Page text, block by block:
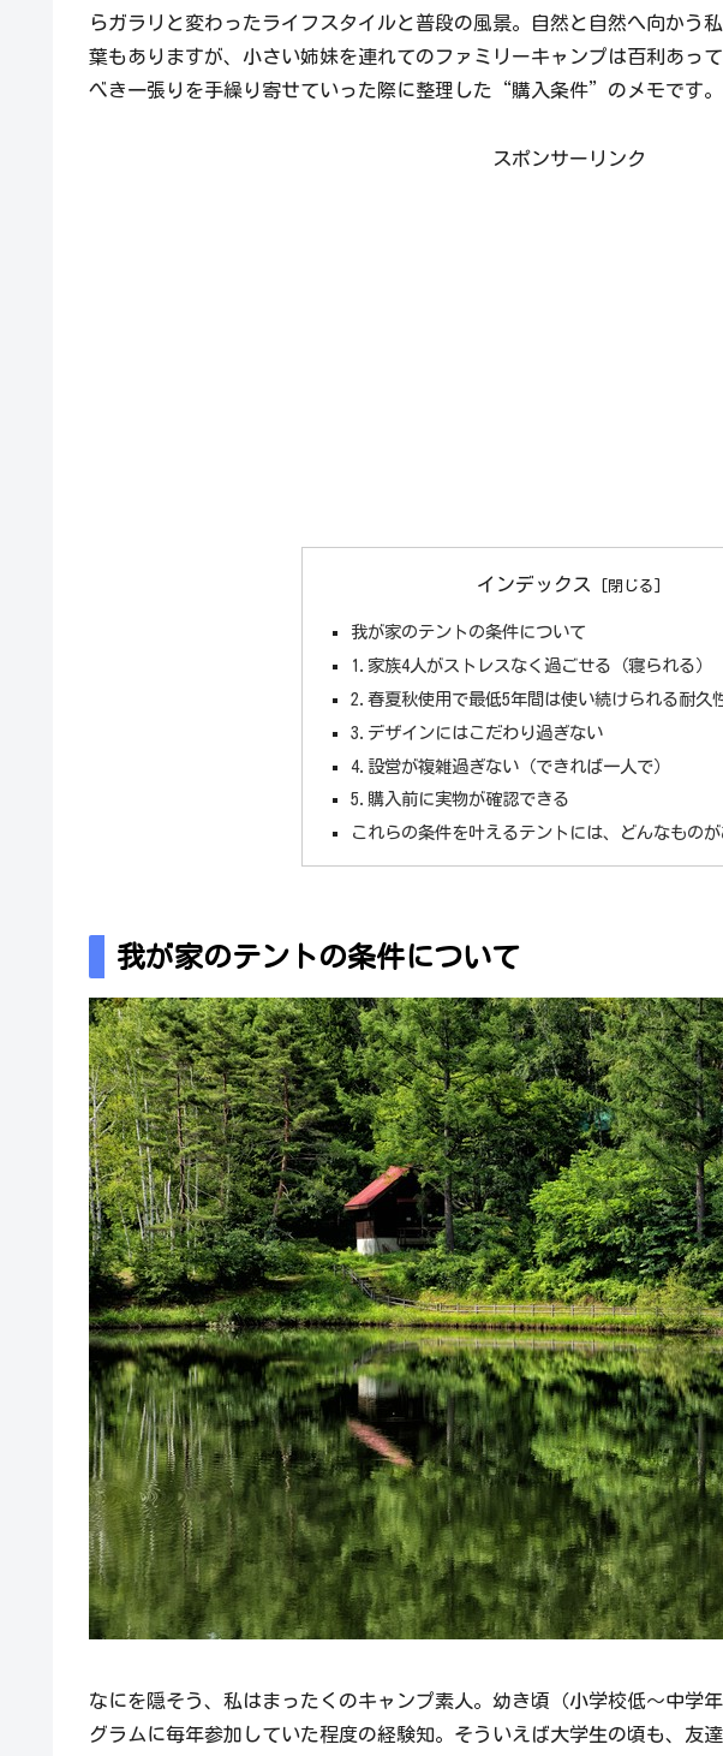
らガラリと変わったライフスタイルと普段の風景。自然と自然へ向かう
葉もありますが、小さい姉妹を連れてのファミリーキャンプは百利あっ
べき一張りを手繰り寄せていった際に整理した“購入条件”のメモです。
スポンサーリンク
インデックス
我が家のテントの条件について
1.家族4人がストレスなく過ごせる（寝られる）
2.春夏秋使用で最低5年間は使い続けられる耐久
3.デザインにはこだわり過ぎない
4.設営が複雑過ぎない（できれば一人で）
5.購入前に実物が確認できる
これらの条件を叶えるテントには、どんなものが
我が家のテントの条件について
なにを隠そう、私はまったくのキャンプ素人。幼き頃（小学校低〜中学
グラムに毎年参加していた程度の経験知。そういえば大学生の頃も、友